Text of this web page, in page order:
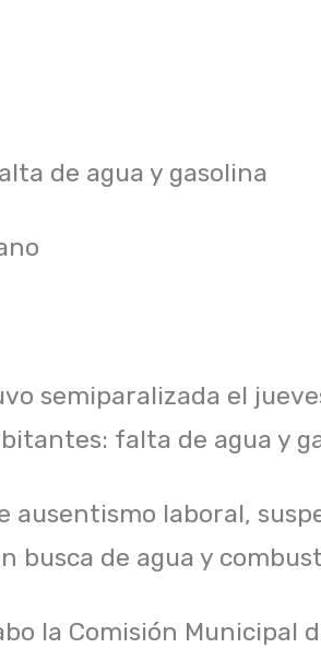
de agua y gasolina
semiparalizada el
falta de agua y
ausentismo laboral,
busca de agua y
la Comisión Municipal